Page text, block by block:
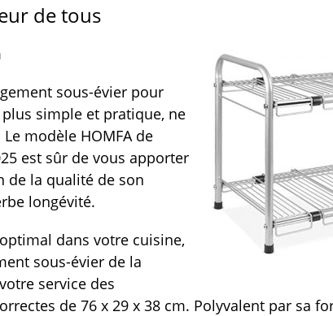
de tous
sous-évier pour
simple et pratique, ne
modèle HOMFA de
est sûr de vous apporter
de la qualité de son
longévité.
dans votre cuisine,
sous-évier de la
service des
de 76 x 29 x 38 cm. Polyvalent par sa